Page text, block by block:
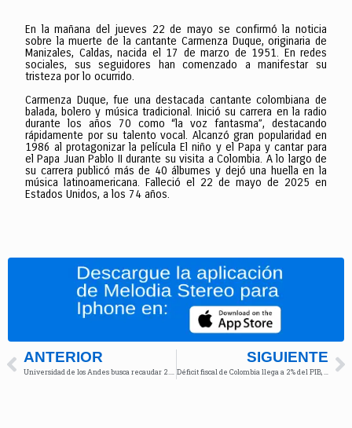
En la mañana del jueves 22 de mayo se confirmó la noticia
sobre la muerte de la cantante Carmenza Duque, originaria de
Manizales, Caldas, nacida el 17 de marzo de 1951. En redes
sociales, sus seguidores han comenzado a manifestar su
tristeza por lo ocurrido.
Carmenza Duque, fue una destacada cantante colombiana de
balada, bolero y música tradicional. Inició su carrera en la radio
durante los años 70 como “la voz fantasma”, destacando
rápidamente por su talento vocal. Alcanzó gran popularidad en
1986 al protagonizar la película El niño y el Papa y cantar para
el Papa Juan Pablo II durante su visita a Colombia. A lo largo de
su carrera publicó más de 40 álbumes y dejó una huella en la
música latinoamericana. Falleció el 22 de mayo de 2025 en
Estados Unidos, a los 74 años.
ANTERIOR SIGUIENTE